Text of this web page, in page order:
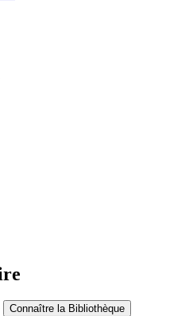
Connaître la Bibliothèque